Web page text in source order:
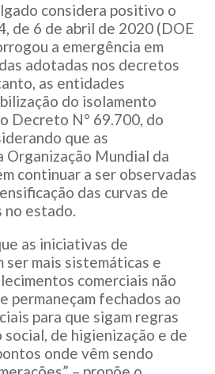
considera positivo o
de 6 de abril de 2020 (DOE
a emergência em
adotadas nos decretos
as entidades
do isolamento
Decreto N° 69.700, do
que as
Organização Mundial da
continuar a ser observadas
das curvas de
no estado.
as iniciativas de
ser mais sistemáticas e
comerciais não
permaneçam fechados ao
para que sigam regras
de higienização e de
onde vêm sendo